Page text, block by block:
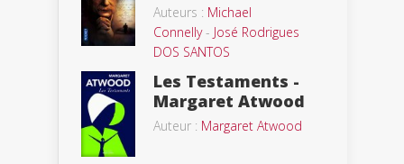
Auteurs : Michael
Connelly- José Rodrigues
DOS SANTOS
Les Testaments -
Margaret Atwood
Auteur : Margaret Atwood